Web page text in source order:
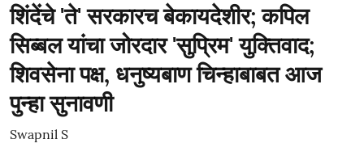
शिंदेंचे 'ते' सरकारच बेकायदेशीर; कपिल
सिब्बल यांचा जोरदार 'सुप्रिम' युक्तिवाद;
शिवसेना पक्ष, धनुष्यबाण चिन्हाबाबत आज
पुन्हा सुनावणी
Swapnil S